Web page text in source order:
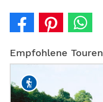
Empfohlene Touren